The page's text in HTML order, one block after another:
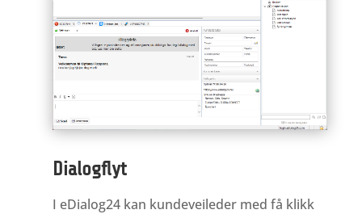
Dialogflyt
I eDialog24 kan kundeveileder med få klikk